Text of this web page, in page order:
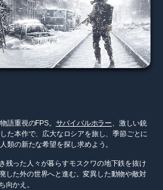
語重視のFPS。 サバイバルホラー、激しい銃
た本作で、広大なロシアを旅し、季節ごとに
類の新たな希望を探し求めよう。
残った人々が暮らすモスクワの地下鉄を抜け
した外の世界へと進む。変異した動物や敵対
向かえ。